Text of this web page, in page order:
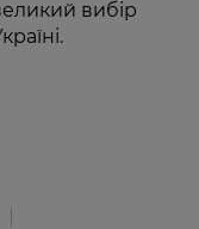
вибір